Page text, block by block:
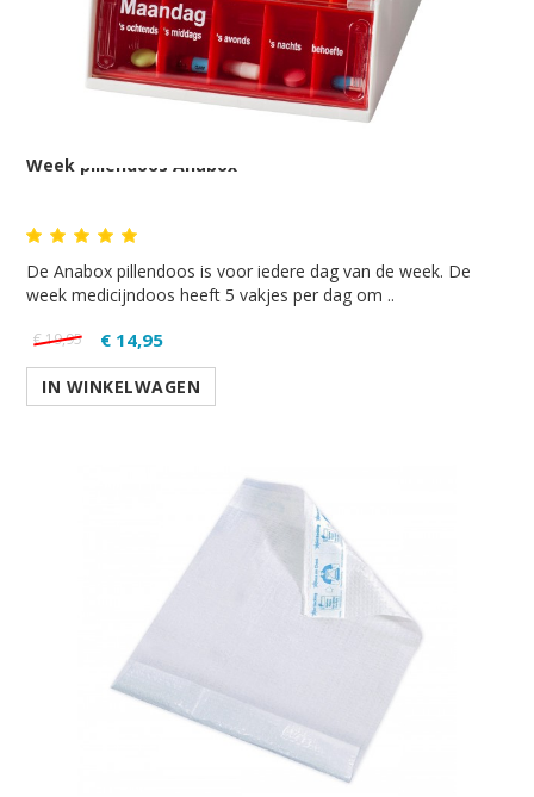
Week pillendoos Anabox
De Anabox pillendoos is voor iedere dag van de week. De
week medicijndoos heeft 5 vakjes per dag om ..
€ 19,95 € 14,95
IN WINKELWAGEN